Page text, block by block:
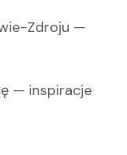
Zdroju —
— inspiracje